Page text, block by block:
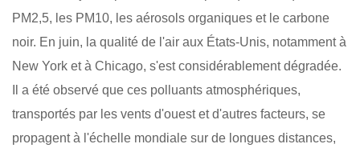
PM2,5, les PM10, les aérosols organiques et le carbone
noir. En juin, la qualité de l'air aux États-Unis, notamment à
New York et à Chicago, s'est considérablement dégradée.
Il a été observé que ces polluants atmosphériques,
transportés par les vents d'ouest et d'autres facteurs, se
propagent à l'échelle mondiale sur de longues distances,